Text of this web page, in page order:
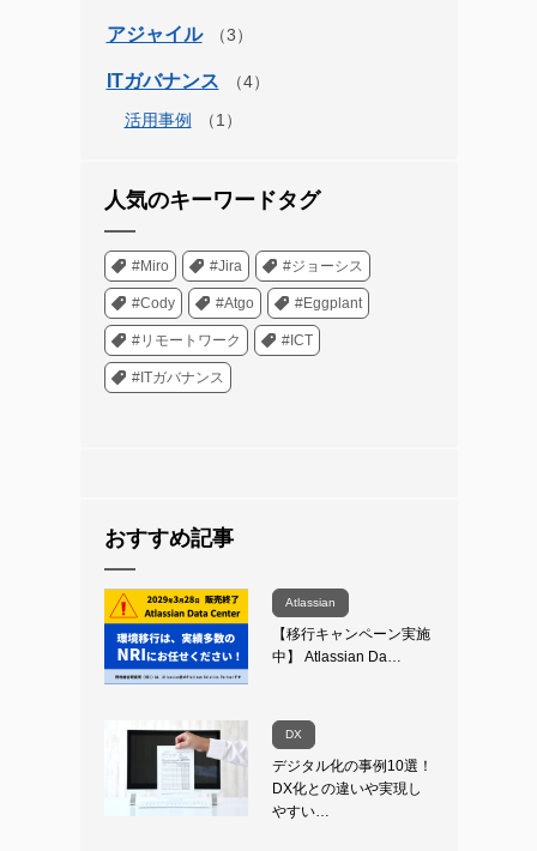
アジャイル
ITガバナンス
活用事例
人気のキーワードタグ
#Miro #Jira #ジョーシス
#Cody #Atgo #Eggplant
#リモートワーク #ICT
#ITガバナンス
おすすめ記事
Atlassian
【移行キャンペーン実施
中】 Atlassian Da…
DX
デジタル化の事例10選！
DX化との違いや実現し
やすい…